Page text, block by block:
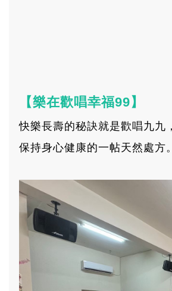
【樂在歡唱幸福99】
快樂長壽的秘訣就是歡唱九九，
保持身心健康的一帖天然處方